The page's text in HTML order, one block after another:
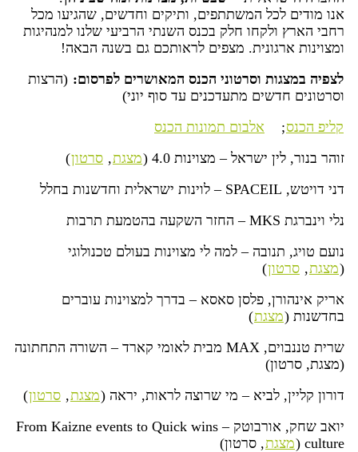
אנו מודים לכל המשתתפים, ותיקים וחדשים, שהגיעו מכל
רחבי הארץ ולקחו חלק בכנס השנתי הרביעי שלנו למנהיגות
ומצוינות ארגונית. מצפים לראותכם גם בשנה הבאה!
לצפיה במצגות וסרטוני הכנס המאושרים לפרסום: (הרצות
וסרטונים חדשים מתעדכנים עד סוף יוני)
קליפ הכנס; אלבום תמונות הכנס
זוהר בנור, לין ישראל – מצוינות 4.0 (
מצגת, סרטון)
דני דויטש, SPACEIL – לוינות ישראלית וחדשנות בחלל
נלי וינברגת MKS – החזר השקעה בהטמעת תרבות
נועם טויג, תנובה – למה לי מצוינות בעולם טכנולוגי
(מצגת, סרטון)
אריק אינהורן, פלסן סאסא – בדרך למצוינות עוברים
בחדשנות (מצגת)
שרית טננבוים, MAX מבית לאומי קארד – השורה התחתונה
(מצגת, סרטון)
דורון קליין, לביא – מי שרוצה לראות, יראה (מצגת, סרטון)
יואב שחק, אורבוטק – From Kaizne events to Quick wins
culture (
מצגת, סרטון)